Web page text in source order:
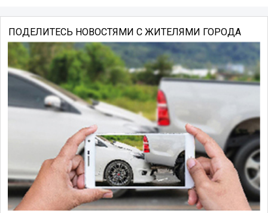
ПОДЕЛИТЕСЬ НОВОСТЯМИ С ЖИТЕЛЯМИ ГОРОДА